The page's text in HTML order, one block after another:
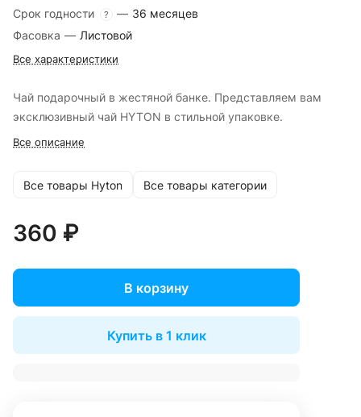
Срок годности
? — 36 месяцев
Фасовка — Листовой
Все характеристики
Чай подарочный в жестяной банке. Представляем вам
эксклюзивный чай HYTON в стильной упаковке.
Все описание
Все товары Hyton Все товары категории
360 ₽
В корзину
Купить в 1 клик